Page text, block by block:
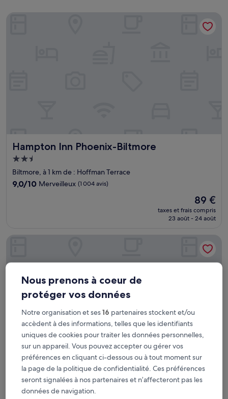
Hampton Inn Phoenix-Biltmore
Hampton Inn Phoenix-Biltmore
Hébergement
2.5 étoiles
Biltmore, à 1 km de : Hoffman Terrace
9.0
9,0/10 Merveilleux (1 004 avis)
Le
nouveau
prix
89 €
89 €
taxes et frais compris
23 août - 24 août
Sonesta Select Phoenix Camelback
Sonesta Select Phoenix Camelback
Hébergement
3.0 étoiles
À 1,5 km de : Hoffman Terrace
Sonesta Select Phoenix Camelback
Nous prenons à coeur de
protéger vos données
Notre organisation et ses16 partenaires stockent et/ou
accèdent à des informations, telles que les identifiants
uniques de cookies pour traiter les données personnelles,
sur un appareil. Vous pouvez accepter ou gérer vos
préférences en cliquant ci-dessous ou à tout moment sur
la page de la politique de confidentialité. Ces préférences
seront signalées à nos partenaires et n’affecteront pas les
données de navigation.